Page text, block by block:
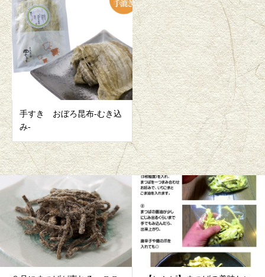
手すき おぼろ昆布-むき込
み-